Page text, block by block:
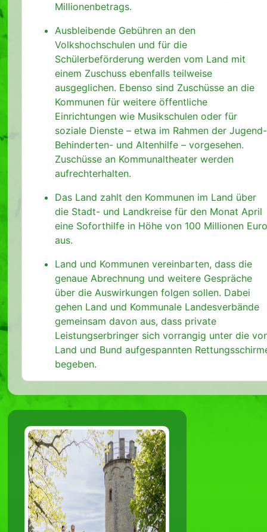
Millionenbetrags.
Ausbleibende Gebühren an den
Volkshochschulen und für die
Schülerbeförderung werden vom Land mit
einem Zuschuss ebenfalls teilweise
ausgeglichen. Ebenso sind Zuschüsse an die
Kommunen für weitere öffentliche
Einrichtungen wie Musikschulen oder für
soziale Dienste – etwa im Rahmen der
Behinderten- und Altenhilfe – vorgesehen.
Zuschüsse an Kommunaltheater werden
aufrechterhalten.
Das Land zahlt den Kommunen im Land über
die Stadt- und Landkreise für den Monat April
eine Soforthilfe in Höhe von 100 Millionen Euro
aus.
Land und Kommunen vereinbarten, dass die
genaue Abrechnung und weitere Gespräche
über die Auswirkungen folgen sollen. Dabei
gehen Land und Kommunale Landesverbände
gemeinsam davon aus, dass private
Leistungserbringer sich vorrangig unter die
Land und Bund aufgespannten
begeben.